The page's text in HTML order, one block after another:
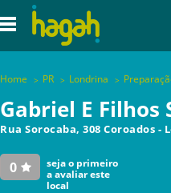
Home PR Londrina
Gabriel E Filhos
Rua Sorocaba, 308 Coroados -
0
seja o primeiro
a avaliar este
local